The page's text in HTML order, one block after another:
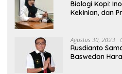
Biologi Kopi:
Kekinian, dan
Agustus 30, 2023
Rusdianto
Baswedan